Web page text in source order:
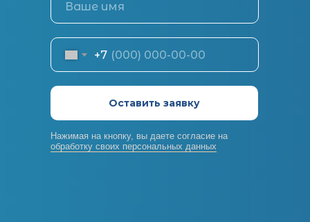
+7
Оставить заявку
Нажимая на кнопку, вы даете согласие на
обработку своих персональных данных